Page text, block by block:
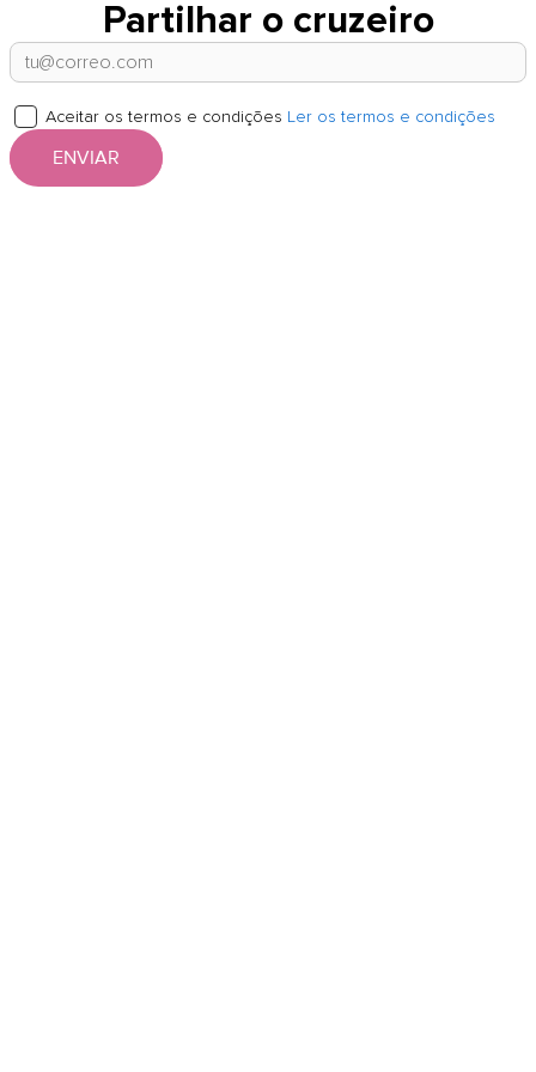
Partilhar o cruzeiro
Aceitar os termos e condições Ler os termos e condições
ENVIAR